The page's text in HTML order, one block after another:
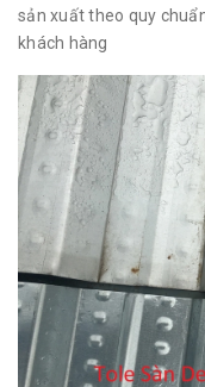
sản xuất theo quy
khách hàng